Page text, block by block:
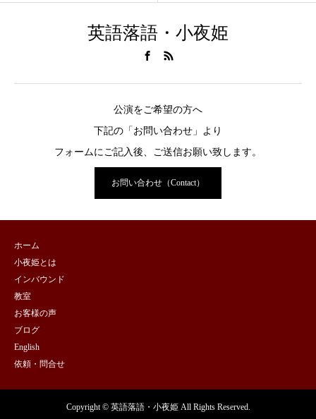
英語落語・小夜姫
公演をご希望の方へ
下記の「お問い合わせ」より
フォームにご記入後、ご送信お願い致します。
お問い合わせ（Contact）
ホーム
小夜姫とは
インバウンド
教室
お客様の声
ブログ
English
依頼・問合せ
Copyright © 英語落語・小夜姫 All Rights Reserved.